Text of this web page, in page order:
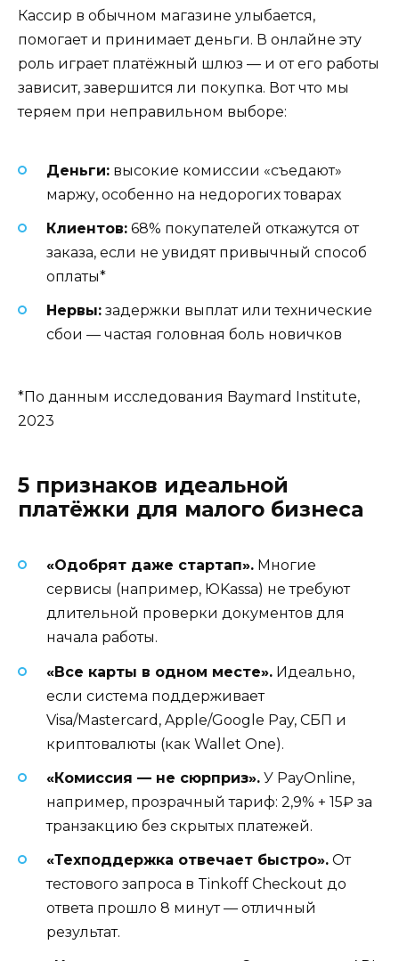
Кассир в обычном магазине улыбается,
помогает и принимает деньги. В онлайне эту
роль играет платёжный шлюз — и от его работы
зависит, завершится ли покупка. Вот что мы
теряем при неправильном выборе:
Деньги: высокие комиссии «съедают»
маржу, особенно на недорогих товарах
Клиентов: 68% покупателей откажутся от
заказа, если не увидят привычный способ
оплаты*
Нервы: задержки выплат или технические
сбои — частая головная боль новичков
*По данным исследования Baymard Institute,
2023
5 признаков идеальной
платёжки для малого бизнеса
«Одобрят даже стартап». Многие
сервисы (например, ЮKassa) не требуют
длительной проверки документов для
начала работы.
«Все карты в одном месте». Идеально,
если система поддерживает
Visa/Mastercard, Apple/Google Pay, СБП и
криптовалюты (как Wallet One).
«Комиссия — не сюрприз». У PayOnline,
например, прозрачный тариф: 2,9% + 15₽ за
транзакцию без скрытых платежей.
«Техподдержка отвечает быстро». От
тестового запроса в Tinkoff Checkout до
ответа прошло 8 минут — отличный
результат.